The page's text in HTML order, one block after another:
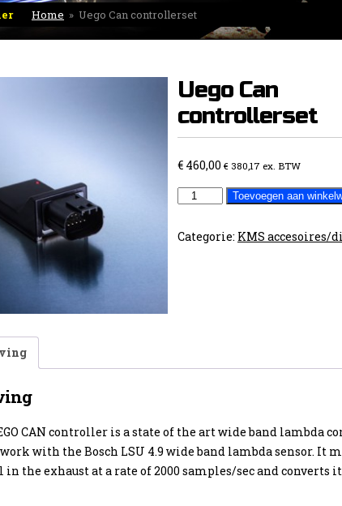
Home » Uego Can controllerset
Uego Can
controllerset
€460,00 € 380,17 ex. BTW
Uego
controllerset
Toevoegen aan
Categorie: KMS accesoires/
CAN controller is a state of the art wide band lambda
with the Bosch LSU 4.9 wide band lambda sensor. It
in the exhaust at a rate of 2000 samples/sec and converts